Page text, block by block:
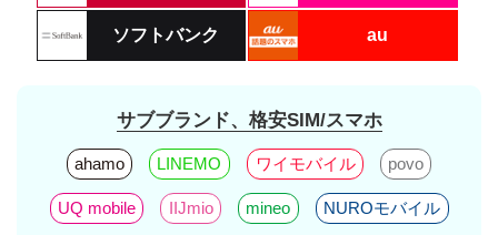
ソフトバンク au
サブブランド、格安SIM/スマホ
ahamo LINEMO ワイモバイル povo
UQ mobile IIJmio mineo NUROモバイル